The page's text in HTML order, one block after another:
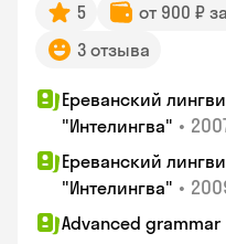
5 от 900 ₽
3 отзыва
Ереванский
"Интелингва" •
Ереванский
"Интелингва" •
Advanced grammar